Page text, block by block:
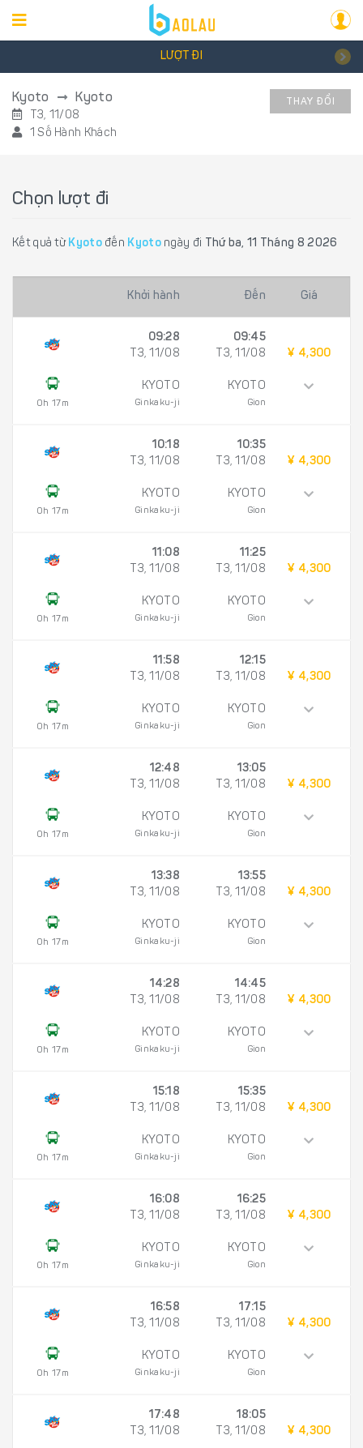
LƯỢT ĐI
Kyoto Kyoto
T3, 11/08
1 Số Hành Khách
THAY ĐỔI
Chọn lượt đi
Kết quả từ Kyotođến Kyotongày đi Thứ ba, 11 Tháng 8 2026
Khởi hành Đến Giá
0h 17m
09:28
T3, 11/08
KYOTO
Ginkaku-ji
09:45
T3, 11/08
KYOTO
Gion
¥ 4,300
0h 17m
10:18
T3, 11/08
KYOTO
Ginkaku-ji
10:35
T3, 11/08
KYOTO
Gion
¥ 4,300
0h 17m
11:08
T3, 11/08
KYOTO
Ginkaku-ji
11:25
T3, 11/08
KYOTO
Gion
¥ 4,300
0h 17m
11:58
T3, 11/08
KYOTO
Ginkaku-ji
12:15
T3, 11/08
KYOTO
Gion
¥ 4,300
0h 17m
12:48
T3, 11/08
KYOTO
Ginkaku-ji
13:05
T3, 11/08
KYOTO
Gion
¥ 4,300
0h 17m
13:38
T3, 11/08
KYOTO
Ginkaku-ji
13:55
T3, 11/08
KYOTO
Gion
¥ 4,300
0h 17m
14:28
T3, 11/08
KYOTO
Ginkaku-ji
14:45
T3, 11/08
KYOTO
Gion
¥ 4,300
0h 17m
15:18
T3, 11/08
KYOTO
Ginkaku-ji
15:35
T3, 11/08
KYOTO
Gion
¥ 4,300
0h 17m
16:08
T3, 11/08
KYOTO
Ginkaku-ji
16:25
T3, 11/08
KYOTO
Gion
¥ 4,300
0h 17m
16:58
T3, 11/08
KYOTO
Ginkaku-ji
17:15
T3, 11/08
KYOTO
Gion
¥ 4,300
17:48
T3, 11/08
18:05
T3, 11/08
¥ 4,300